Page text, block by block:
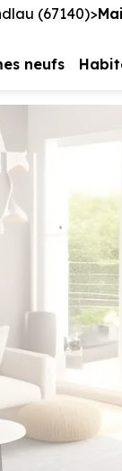
neufs
(67140)